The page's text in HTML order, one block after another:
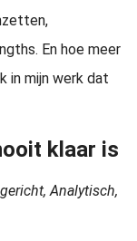
En hoe meer
in mijn werk dat
klaar is
Analytisch,